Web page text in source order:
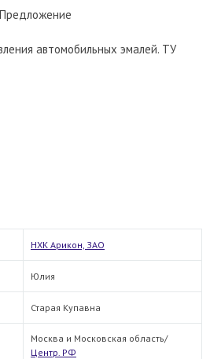
Предложение
автомобильных эмалей. ТУ
НХК Арикон, ЗАО
Юлия
Старая Купавна
Москва и Московская область/
Центр. РФ